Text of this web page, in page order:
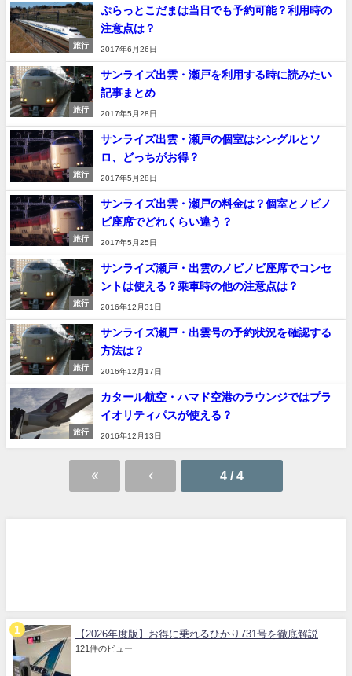
旅行
ぷらっとこだまは当日でも予約可能？利用時の
注意点は？
2017年6月26日
旅行
サンライズ出雲・瀬戸を利用する時に読みたい
記事まとめ
2017年5月28日
旅行
サンライズ出雲・瀬戸の個室はシングルとソ
ロ、どっちがお得？
2017年5月28日
旅行
サンライズ出雲・瀬戸の料金は？個室とノビノ
ビ座席でどれくらい違う？
2017年5月25日
旅行
サンライズ瀬戸・出雲のノビノビ座席でコンセ
ントは使える？乗車時の他の注意点は？
2016年12月31日
旅行
サンライズ瀬戸・出雲号の予約状況を確認する
方法は？
2016年12月17日
旅行
カタール航空・ハマド空港のラウンジではプラ
イオリティパスが使える？
2016年12月13日
4 / 4
【2026年度版】お得に乗れるひかり731号を徹底解説
121件のビュー